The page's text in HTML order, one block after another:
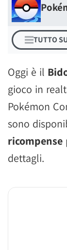
TUTTO
Oggi è il
gioco in
Pokémon
sono
ricompense
dettagli.